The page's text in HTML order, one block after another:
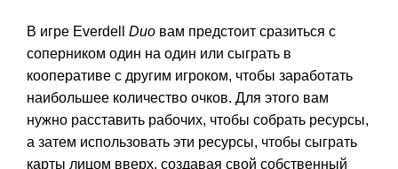
В игре Everdell Duo вам предстоит сразиться с
соперником один на один или сыграть в
кооперативе с другим игроком, чтобы заработать
наибольшее количество очков. Для этого вам
нужно расставить рабочих, чтобы собрать ресурсы,
а затем использовать эти ресурсы, чтобы сыграть
карты лицом вверх, создавая свой собственный